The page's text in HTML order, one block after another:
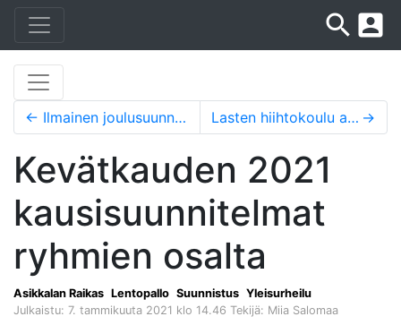
search account_box
← Ilmainen joulusuunnistus 1.-31.12. Lasten hiihtokoulu alkaa 13.1. →
Kevätkauden 2021
kausisuunnitelmat
ryhmien osalta
Asikkalan Raikas Lentopallo Suunnistus Yleisurheilu
Julkaistu: 7. tammikuuta 2021 klo 14.46 Tekijä: Miia Salomaa